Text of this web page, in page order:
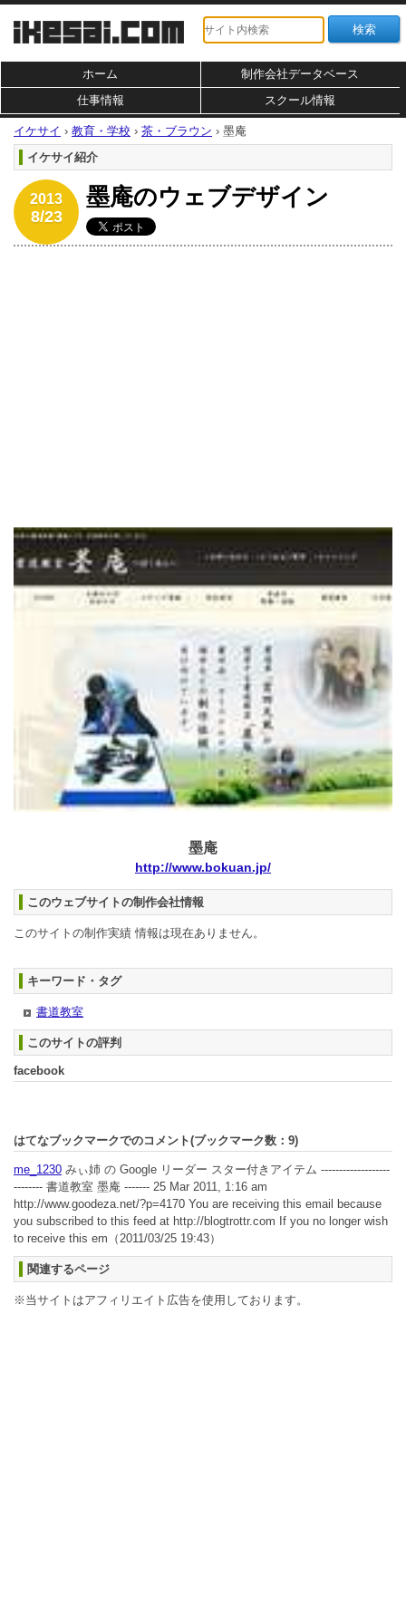
ホーム
制作会社データベース
仕事情報
スクール情報
イケサイ › 教育・学校 › 茶・ブラウン › 墨庵
イケサイ紹介
2013
8/23
墨庵のウェブデザイン
墨庵
http://www.bokuan.jp/
このウェブサイトの制作会社情報
このサイトの制作実績 情報は現在ありません。
キーワード・タグ
書道教室
このサイトの評判
facebook
はてなブックマークでのコメント(ブックマーク数： 9)
me_1230 みぃ姉 の Google リーダー スター付きアイテム -------------------
-------- 書道教室 墨庵 ------- 25 Mar 2011, 1:16 am
http://www.goodeza.net/?p=4170 You are receiving this email because
you subscribed to this feed at http://blogtrottr.com If you no longer wish
to receive this em （2011/03/25 19:43）
関連するページ
※当サイトはアフィリエイト広告を使用しております。